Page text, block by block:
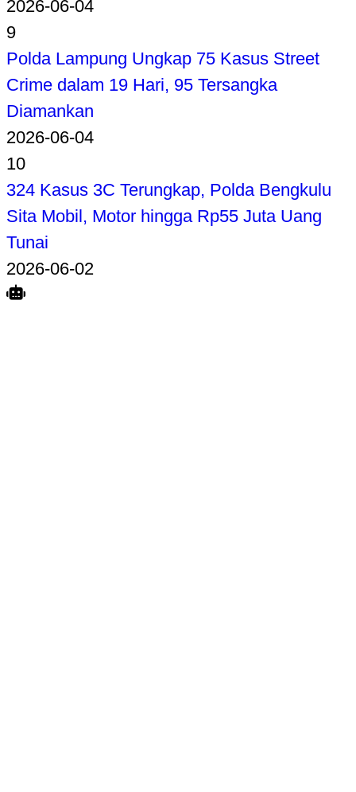
2026-06-04
9
Polda Lampung Ungkap 75 Kasus Street
Crime dalam 19 Hari, 95 Tersangka
Diamankan
2026-06-04
10
324 Kasus 3C Terungkap, Polda Bengkulu
Sita Mobil, Motor hingga Rp55 Juta Uang
Tunai
2026-06-02